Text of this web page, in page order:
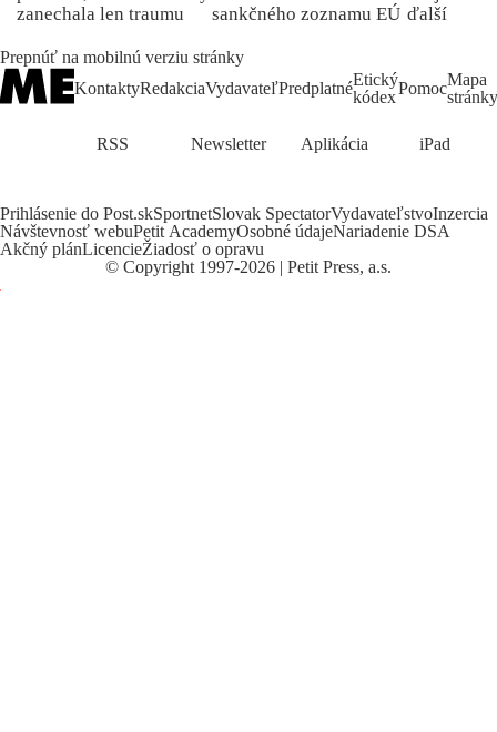
zanechala len traumu
sankčného zoznamu EÚ ďalší
Prepnúť na mobilnú verziu stránky
KontaktyRedakciaVydavateľPredplatnéEtický
kódexPomocMapa
stránky
RSS Newsletter Aplikácia iPad
Prihlásenie do Post.skSportnetSlovak SpectatorVydavateľstvoInzercia
Návštevnosť webuPetit AcademyOsobné údajeNariadenie DSA
Akčný plánLicencieŽiadosť o opravu
© Copyright 1997-2026 | Petit Press, a.s.